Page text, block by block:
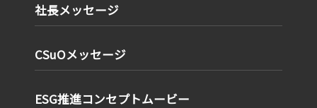
社長メッセージ
CSuOメッセージ
ESG推進コンセプトムービー